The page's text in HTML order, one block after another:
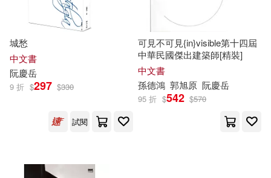
城愁
中文書
阮慶岳
9 折 $297 $330
試閱
可見不可見{in}visible第十四屆
中華民國傑出建築師[精裝]
中文書
孫德鴻 郭旭原 阮慶岳
95 折 $542 $570